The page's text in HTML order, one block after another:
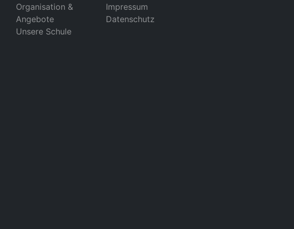
Organisation &
Angebote
Unsere Schule
Impressum
Datenschutz